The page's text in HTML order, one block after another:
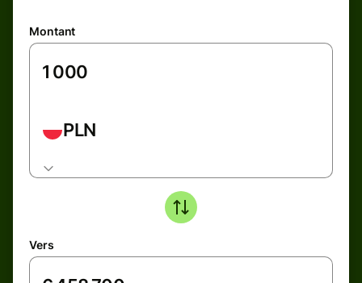
Montant
PLN
Vers